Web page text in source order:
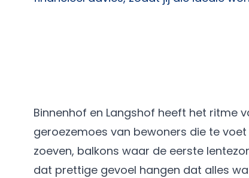
Binnenhof en Langshof heeft het ritme
geroezemoes van bewoners die te
zoeven, balkons waar de eerste
dat prettige gevoel hangen dat alles